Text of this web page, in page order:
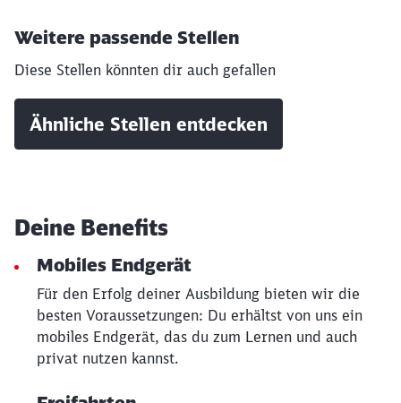
Weitere passende Stellen
Diese Stellen könnten dir auch gefallen
Ähnliche Stellen entdecken
Deine Benefits
Mobiles Endgerät
Für den Erfolg deiner Ausbildung bieten wir die
besten Voraussetzungen: Du erhältst von uns ein
mobiles Endgerät, das du zum Lernen und auch
privat nutzen kannst.